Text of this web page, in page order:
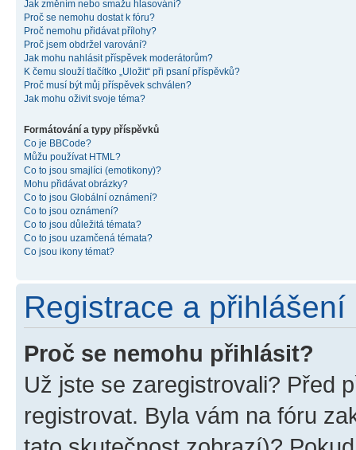
Jak změním nebo smažu hlasování?
Proč se nemohu dostat k fóru?
Proč nemohu přidávat přílohy?
Proč jsem obdržel varování?
Jak mohu nahlásit příspěvek moderátorům?
K čemu slouží tlačítko „Uložit“ při psaní příspěvků?
Proč musí být můj příspěvek schválen?
Jak mohu oživit svoje téma?
Formátování a typy příspěvků
Co je BBCode?
Můžu používat HTML?
Co to jsou smajlíci (emotikony)?
Mohu přidávat obrázky?
Co to jsou Globální oznámení?
Co to jsou oznámení?
Co to jsou důležitá témata?
Co to jsou uzamčená témata?
Co jsou ikony témat?
Registrace a přihlášení
Proč se nemohu přihlásit?
Už jste se zaregistrovali? Před
registrovat. Byla vám na fóru